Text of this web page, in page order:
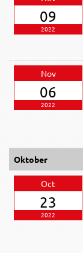
09
2022
Nov
06
2022
Oktober
Oct
23
2022